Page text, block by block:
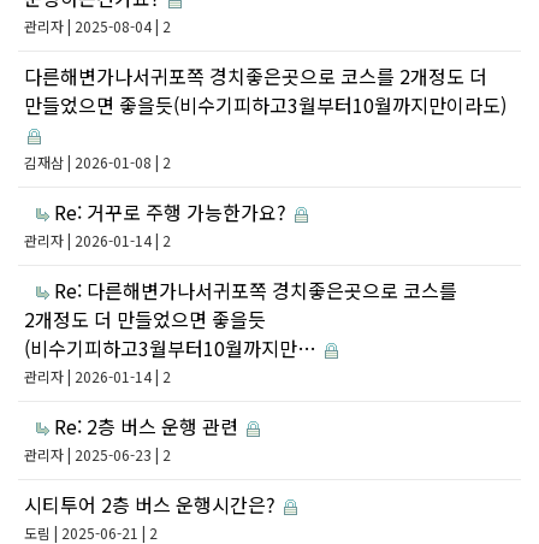
관리자| 2025-08-04 | 2
다른해변가나서귀포쪽 경치좋은곳으로 코스를 2개정도 더
만들었으면 좋을듯(비수기피하고3월부터10월까지만이라도)
김재삼| 2026-01-08 | 2
Re: 거꾸로 주행 가능한가요?
관리자| 2026-01-14 | 2
Re: 다른해변가나서귀포쪽 경치좋은곳으로 코스를
2개정도 더 만들었으면 좋을듯
(비수기피하고3월부터10월까지만…
관리자| 2026-01-14 | 2
Re: 2층 버스 운행 관련
관리자| 2025-06-23 | 2
시티투어 2층 버스 운행시간은?
도림 | 2025-06-21 | 2